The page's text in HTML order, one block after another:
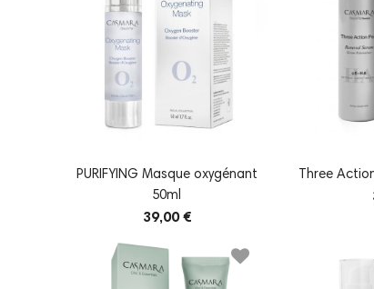
PURIFYING Masque oxygénant
50ml
39,00 €
Three